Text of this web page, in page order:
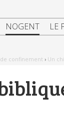
NOGENT LE
confinement › Un